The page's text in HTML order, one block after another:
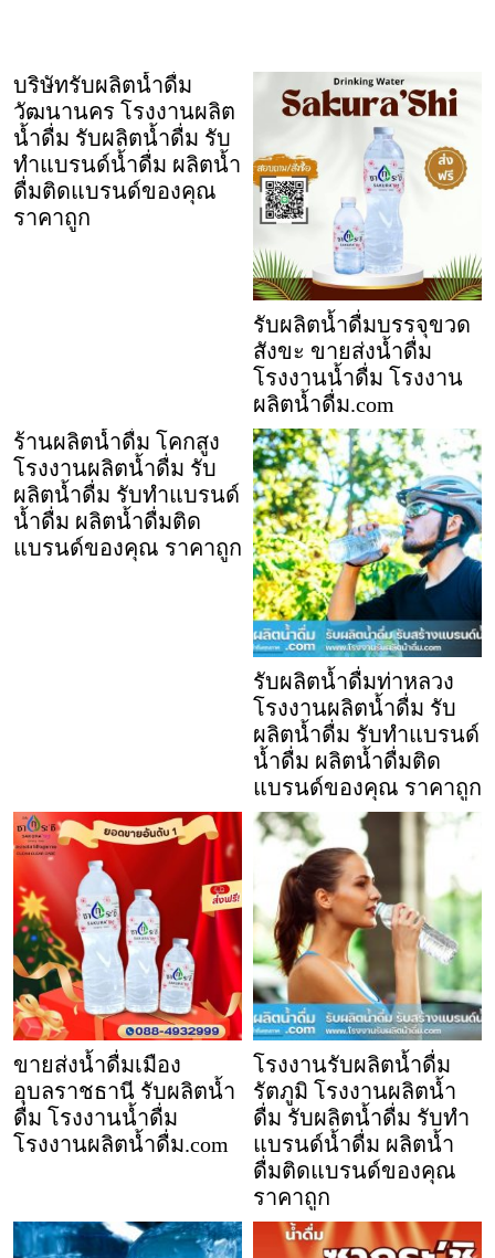
บริษัทรับผลิตน้ำดื่ม
วัฒนานคร โรงงานผลิต
น้ำดื่ม รับผลิตน้ำดื่ม รับ
ทำแบรนด์น้ำดื่ม ผลิตน้ำ
ดื่มติดแบรนด์ของคุณ
ราคาถูก
รับผลิตน้ำดื่มบรรจุขวด
สังขะ ขายส่งน้ำดื่ม
โรงงานน้ำดื่ม โรงงาน
ผลิตน้ำดื่ม.com
ร้านผลิตน้ำดื่ม โคกสูง
โรงงานผลิตน้ำดื่ม รับ
ผลิตน้ำดื่ม รับทำแบรนด์
น้ำดื่ม ผลิตน้ำดื่มติด
แบรนด์ของคุณ ราคาถูก
รับผลิตน้ำดื่มท่าหลวง
โรงงานผลิตน้ำดื่ม รับ
ผลิตน้ำดื่ม รับทำแบรนด์
น้ำดื่ม ผลิตน้ำดื่มติด
แบรนด์ของคุณ ราคาถูก
ขายส่งน้ำดื่มเมือง
อุบลราชธานี รับผลิตน้ำ
ดื่ม โรงงานน้ำดื่ม
โรงงานผลิตน้ำดื่ม.com
โรงงานรับผลิตน้ำดื่ม
รัตภูมิ โรงงานผลิตน้ำ
ดื่ม รับผลิตน้ำดื่ม รับทำ
แบรนด์น้ำดื่ม ผลิตน้ำ
ดื่มติดแบรนด์ของคุณ
ราคาถูก